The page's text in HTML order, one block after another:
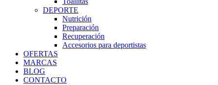
DEPORTE
Nutrición
Preparación
Recuperación
Accesorios para deportistas
OFERTAS
MARCAS
BLOG
CONTACTO